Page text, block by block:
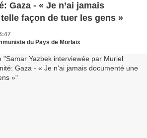
Gaza - « Je n’ai jamais
façon de tuer les gens »
du Pays de Morlaix